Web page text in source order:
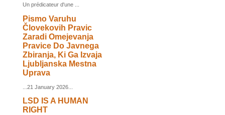
Un prédicateur d'une ...
Pismo Varuhu
Človekovih Pravic
Zaradi Omejevanja
Pravice Do Javnega
Zbiranja, Ki Ga Izvaja
Ljubljanska Mestna
Uprava
...21 January 2026...
LSD IS A HUMAN
RIGHT